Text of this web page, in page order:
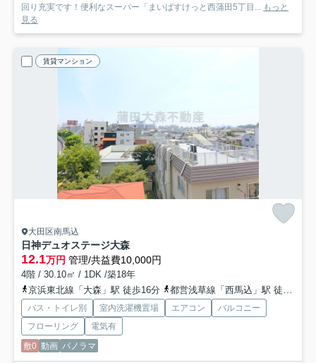
回り充実です！便利なスーパー「まいばすけっと西蒲田5丁目...
もっと
見る
賃貸マンション
大田区南馬込
日神デュオステージ大森
12.1万円 管理/共益費10,000円
4階 / 30.10㎡ / 1DK /築18年
京浜東北線「大森」駅 徒歩16分
都営浅草線「西馬込」駅 徒歩21分
バス・トイレ別 室内洗濯機置場 エアコン
バルコニー
フローリング
電気有
敷0 動画 パノラマ